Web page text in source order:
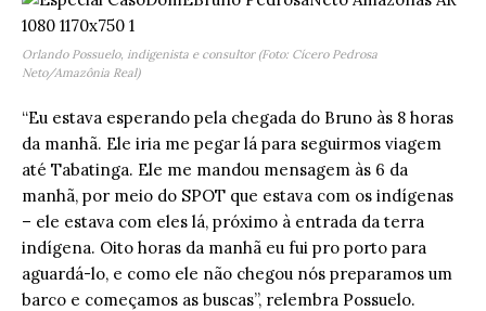
Orlando Possuelo, indigenista e consultor (Foto: Cícero Pedrosa
Neto/Amazônia Real)
“Eu estava esperando pela chegada do Bruno às 8 horas
da manhã. Ele iria me pegar lá para seguirmos viagem
até Tabatinga. Ele me mandou mensagem às 6 da
manhã, por meio do SPOT que estava com os indígenas
– ele estava com eles lá, próximo à entrada da terra
indígena. Oito horas da manhã eu fui pro porto para
aguardá-lo, e como ele não chegou nós preparamos um
barco e começamos as buscas”, relembra Possuelo.